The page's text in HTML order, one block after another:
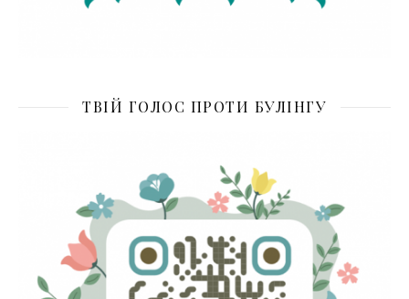
ТВІЙ ГОЛОС ПРОТИ БУЛІНГУ